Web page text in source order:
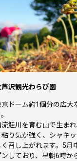
芦沢観光わらび園
京ドーム約1個分の広大
流鮭川を育む山で生ま
粘り気が強く、シャキ
く召し上がれます。5月
ンしており、早朝6時か